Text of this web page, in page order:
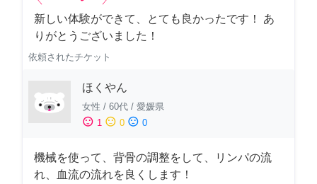
新しい体験ができて、とても良かったです！ あ
りがとうございました！
依頼されたチケット
ほくやん
女性 / 60代 / 愛媛県
sentiment_satisfied 1 sentiment_neutral 0 sentiment_dissatisfied 0
機械を使って、背骨の調整をして、リンパの流
れ、血流の流れを良くします！